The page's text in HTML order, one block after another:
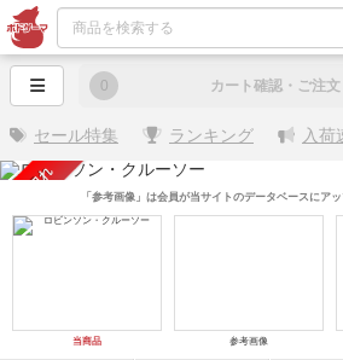
0 カート確認・ご注文
セール特集 ランキング 入荷
売り切れ
当商品 参考画像
「参考画像」は会員が当サイトのデータベースにア